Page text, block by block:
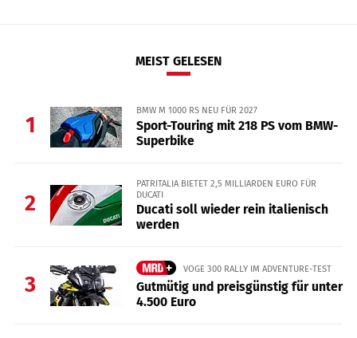
MEIST GELESEN
1
BMW M 1000 RS NEU FÜR 2027
Sport-Touring mit 218 PS vom BMW-
Superbike
2
PATRITALIA BIETET 2,5 MILLIARDEN EURO FÜR
DUCATI
Ducati soll wieder rein italienisch
werden
3
VOGE 300 RALLY IM ADVENTURE-TEST
Gutmütig und preisgünstig für unter
4.500 Euro